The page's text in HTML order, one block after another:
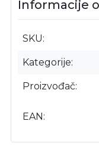
Informacije
SKU
Kategorije
Proizvođač
EAN